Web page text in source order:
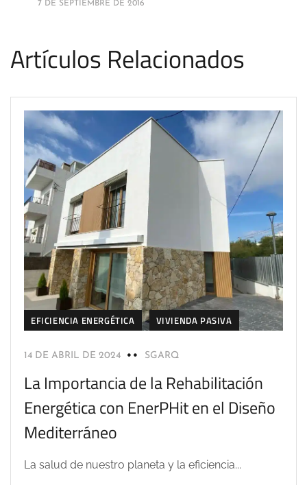
7 DE SEPTIEMBRE DE 2016
Artículos Relacionados
EFICIENCIA ENERGÉTICA VIVIENDA PASIVA
14 DE ABRIL DE 2024 SGARQ
La Importancia de la Rehabilitación
Energética con EnerPHit en el Diseño
Mediterráneo
La salud de nuestro planeta y la eficiencia...